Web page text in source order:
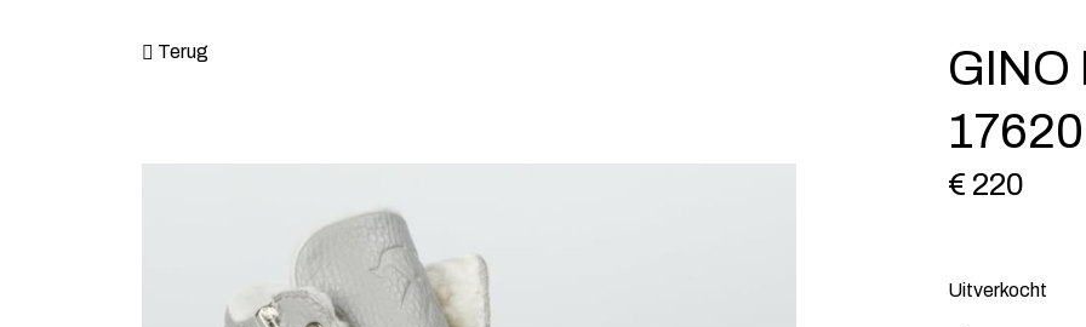
Terug
GINO
17620
€ 220
Uitverkocht